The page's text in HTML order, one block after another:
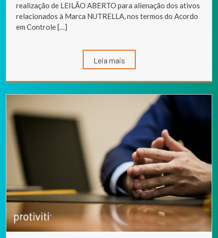
realização de LEILÃO ABERTO para alienação dos ativos
relacionados à Marca NUTRELLA, nos termos do Acordo
em Controle […]
Leia mais